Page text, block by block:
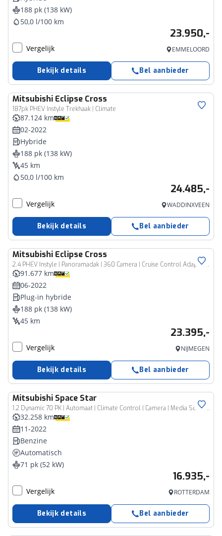
188 pk (138 kW)
50,0 l/100 km
23.950,-
Vergelijk EMMELOORD
Bekijk details Bel aanbieder
Mitsubishi Eclipse Cross
187pk PHEV Instyle Trekhaak | Climate
87.124 km
02-2022
Hybride
188 pk (138 kW)
45 km
50,0 l/100 km
24.485,-
Vergelijk WADDINXVEEN
Bekijk details Bel aanbieder
Mitsubishi Eclipse Cross
2.4 PHEV Instyle | Panoramadak | 360 Camera | Cruise Control Adaptief | Stoelverwarming | Trekhaak |
91.677 km
06-2022
Plug-in hybride
188 pk (138 kW)
45 km
23.395,-
Vergelijk NIJMEGEN
Bekijk details Bel aanbieder
Mitsubishi Space Star
1.2 Dynamic 70 PK | Automaat | Climate Control | Camera | Media Scherm | Bluetooth | Lichtsensor | Cruise Control
32.258 km
11-2022
Benzine
Automatisch
71 pk (52 kW)
16.935,-
Vergelijk ROTTERDAM
Bekijk details Bel aanbieder